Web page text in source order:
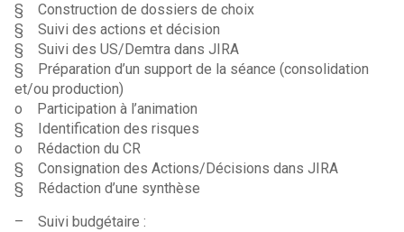
§ Construction de dossiers de choix
§ Suivi des actions et décision
§ Suivi des US/Demtra dans JIRA
§ Préparation d’un support de la séance (consolidation
et/ou production)
o Participation à l’animation
§ Identification des risques
o Rédaction du CR
§ Consignation des Actions/Décisions dans JIRA
§ Rédaction d’une synthèse
– Suivi budgétaire :